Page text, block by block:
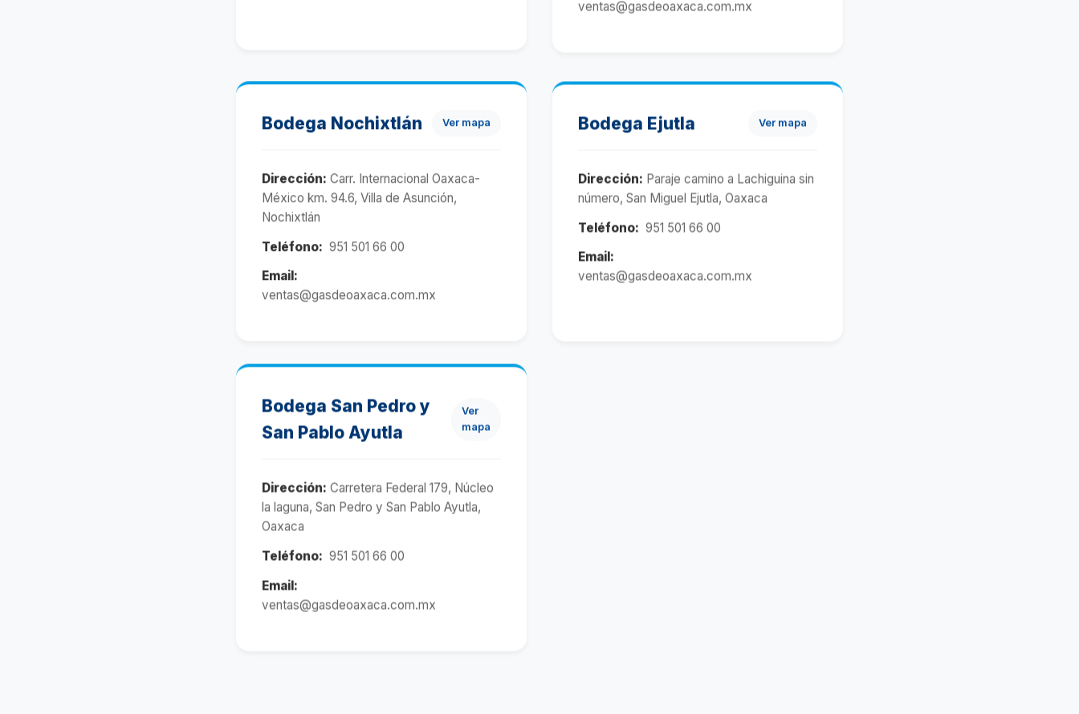
ventas@gasdeoaxaca.com.mx
Bodega Nochixtlán Ver mapa
Dirección: Carr. Internacional Oaxaca-
México km. 94.6, Villa de Asunción,
Nochixtlán
Teléfono: 951 501 66 00
Email:
ventas@gasdeoaxaca.com.mx
Bodega Ejutla Ver mapa
Dirección: Paraje camino a Lachiguina sin
número, San Miguel Ejutla, Oaxaca
Teléfono: 951 501 66 00
Email:
ventas@gasdeoaxaca.com.mx
Bodega San Pedro y
San Pablo Ayutla
Ver
mapa
Dirección: Carretera Federal 179, Núcleo
la laguna, San Pedro y San Pablo Ayutla,
Oaxaca
Teléfono: 951 501 66 00
Email:
ventas@gasdeoaxaca.com.mx